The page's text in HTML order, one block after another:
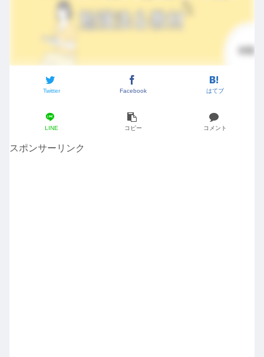
Twitter Facebook はてブ
LINE コピー コメント
スポンサーリンク